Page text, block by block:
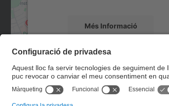
Més Informació
Accepta
powered byUsercentrics Consent
Management Platform